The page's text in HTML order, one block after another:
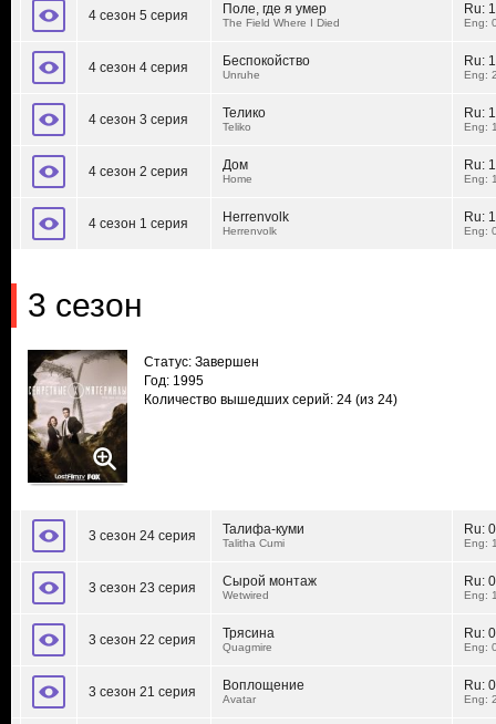
4 сезон 5 серия Поле, где я умер
The Field Where I Died
Ru:
Eng:
4 сезон 4 серия Беспокойство
Unruhe
Ru:
Eng:
4 сезон 3 серия Телико
Teliko
Ru:
Eng:
4 сезон 2 серия Дом
Home
Ru:
Eng:
4 сезон 1 серия Herrenvolk
Herrenvolk
Ru:
Eng:
3 сезон
Статус: Завершен
Год: 1995
Количество вышедших серий: 24 (из 24)
3 сезон 24 серия Талифа-куми
Talitha Cumi
Ru:
Eng:
3 сезон 23 серия Сырой монтаж
Wetwired
Ru:
Eng:
3 сезон 22 серия Трясина
Quagmire
Ru:
Eng:
3 сезон 21 серия Воплощение
Avatar
Ru:
Eng: